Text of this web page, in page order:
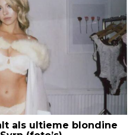
als ultieme blondine